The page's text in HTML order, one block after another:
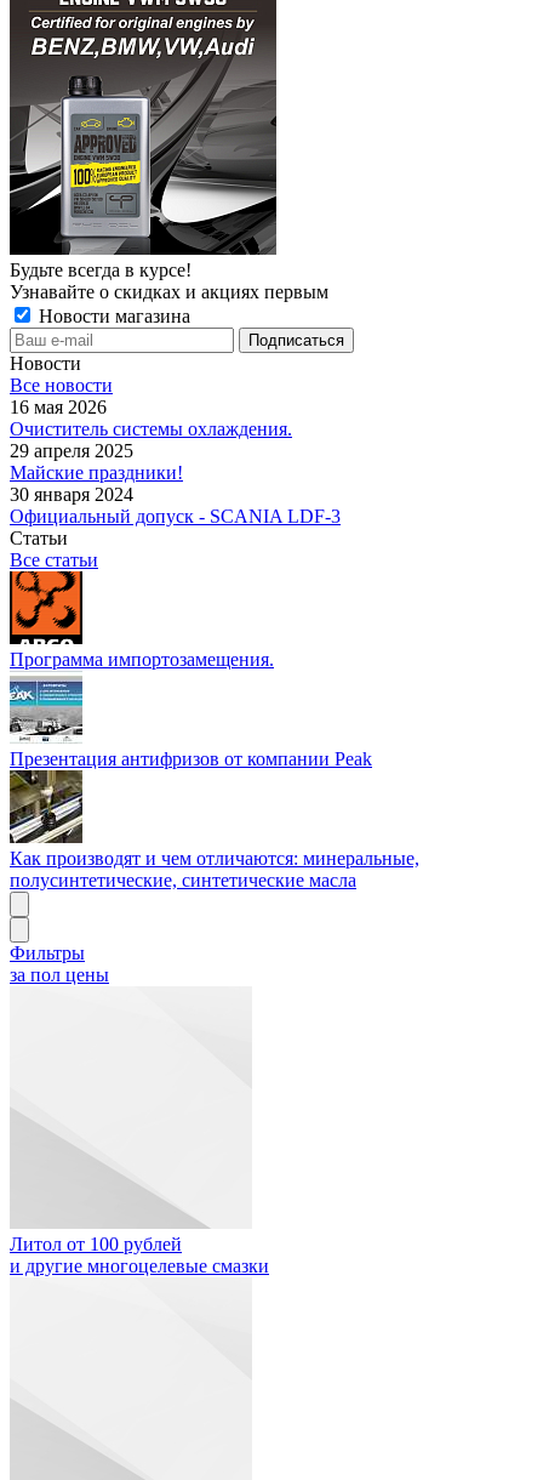
Будьте всегда в курсе!
Узнавайте о скидках и акциях первым
Новости магазина
Новости
Все новости
16 мая 2026
Очиститель системы охлаждения.
29 апреля 2025
Майские праздники!
30 января 2024
Официальный допуск - SCANIA LDF-3
Статьи
Все статьи
Программа импортозамещения.
Презентация антифризов от компании Peak
Как производят и чем отличаются: минеральные,
полусинтетические, синтетические масла
Фильтры
за пол цены
Литол от 100 рублей
и другие многоцелевые смазки